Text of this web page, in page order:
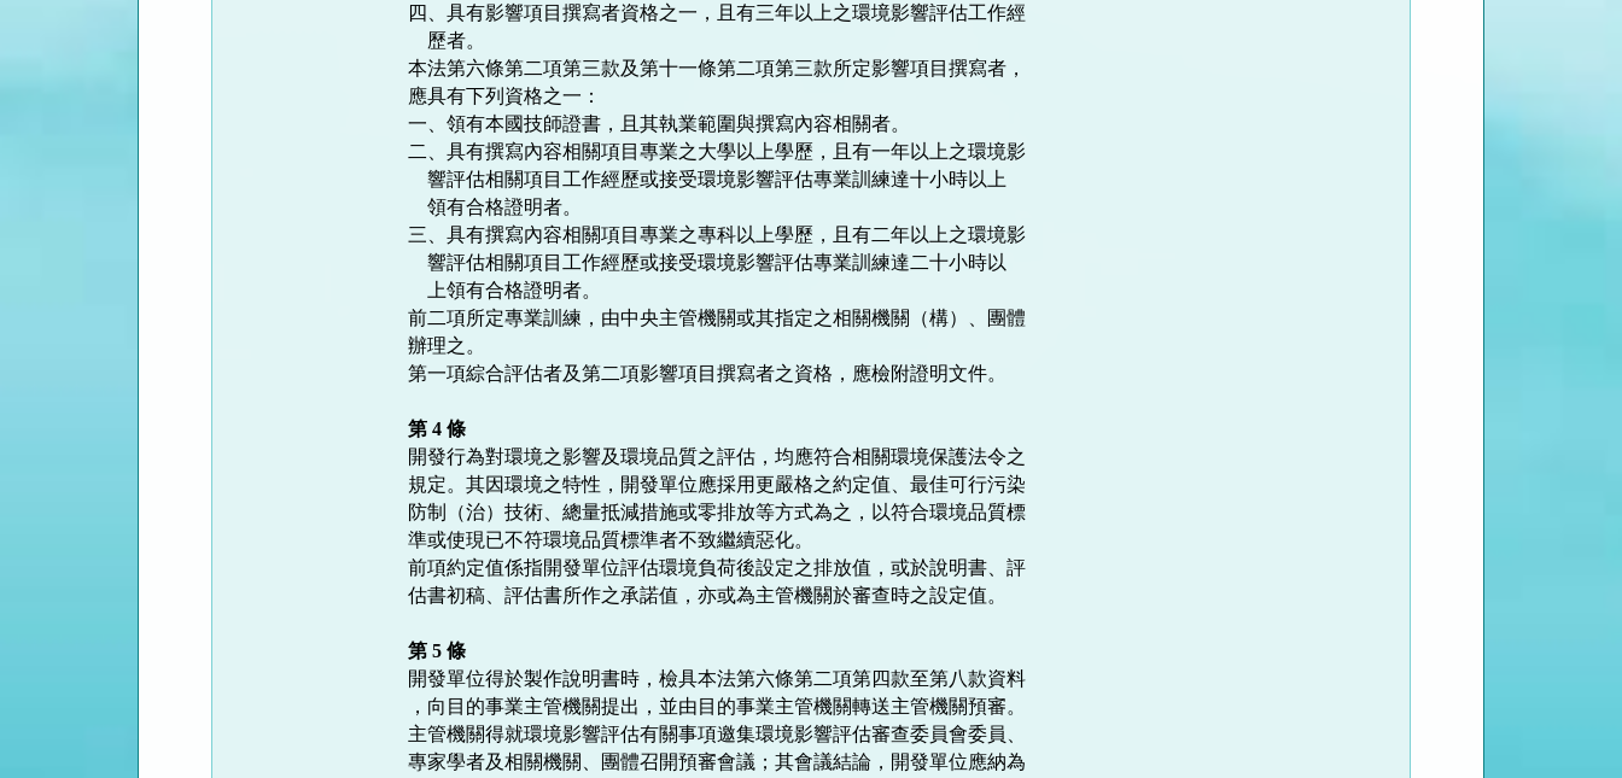
四、具有影響項目撰寫者資格之一，且有三年以上之環境影響評估工作經
本法第六條第二項第三款及第十一條第二項第三款所定影響項目撰寫者，
應具有下列資格之一：
一、領有本國技師證書，且其執業範圍與撰寫內容相關者。
二、具有撰寫內容相關項目專業之大學以上學歷，且有一年以上之環境影
    響評估相關項目工作經歷或接受環境影響評估專業訓練達十小時以上
    領有合格證明者。
三、具有撰寫內容相關項目專業之專科以上學歷，且有二年以上之環境影
    響評估相關項目工作經歷或接受環境影響評估專業訓練達二十小時以
前二項所定專業訓練，由中央主管機關或其指定之相關機關（構）、團體
辦理之。
第一項綜合評估者及第二項影響項目撰寫者之資格，應檢附證明文件。
第 4 條
開發行為對環境之影響及環境品質之評估，均應符合相關環境保護法令之
規定。其因環境之特性，開發單位應採用更嚴格之約定值、最佳可行污染
防制（治）技術、總量抵減措施或零排放等方式為之，以符合環境品質標
準或使現已不符環境品質標準者不致繼續惡化。
前項約定值係指開發單位評估環境負荷後設定之排放值，或於說明書、評
估書初稿、評估書所作之承諾值，亦或為主管機關於審查時之設定值。
第 5 條
開發單位得於製作說明書時，檢具本法第六條第二項第四款至第八款資料
，向目的事業主管機關提出，並由目的事業主管機關轉送主管機關預審。
主管機關得就環境影響評估有關事項邀集環境影響評估審查委員會委員、
專家學者及相關機關、團體召開預審會議；其會議結論，開發單位應納為